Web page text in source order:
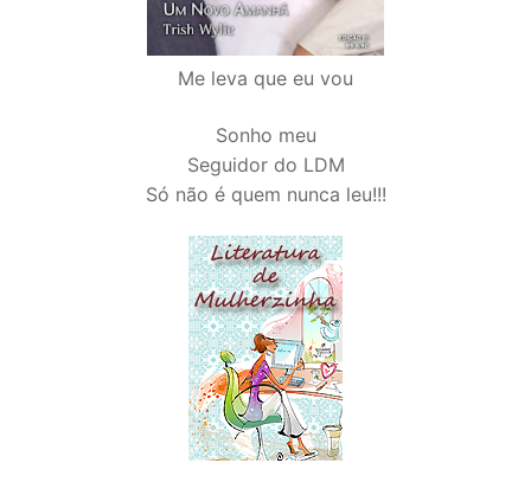
Me leva que eu vou
Sonho meu
Seguidor do LDM
Só não é quem nunca leu!!!